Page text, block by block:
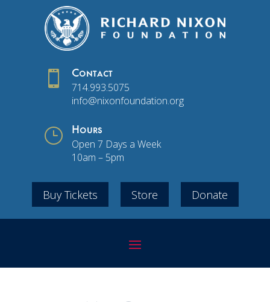
 Contact
714.993.5075
info@nixonfoundation.org
} Hours
Open 7 Days a Week
10am – 5pm
Buy Tickets Store Donate